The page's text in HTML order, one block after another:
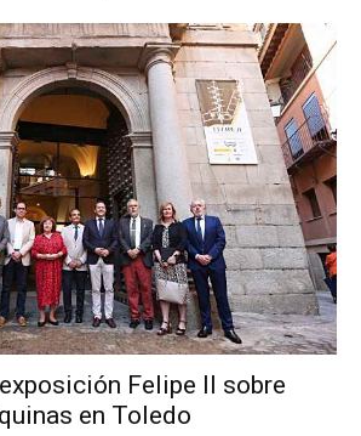
Felipe II sobre
en Toledo